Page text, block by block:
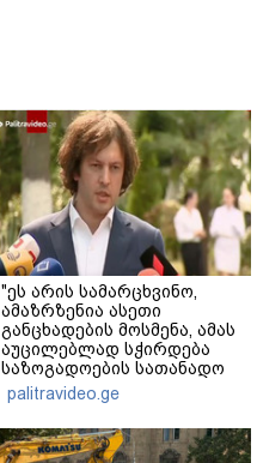
"ეს არის სამარცხვინო,
ამაზრზენია ასეთი
განცხადების მოსმენა, ამას
აუცილებლად სჭირდება
საზოგადოების სათანადო
რეაქცია" - ირაკლი
კობახიძე
palitravideo.ge